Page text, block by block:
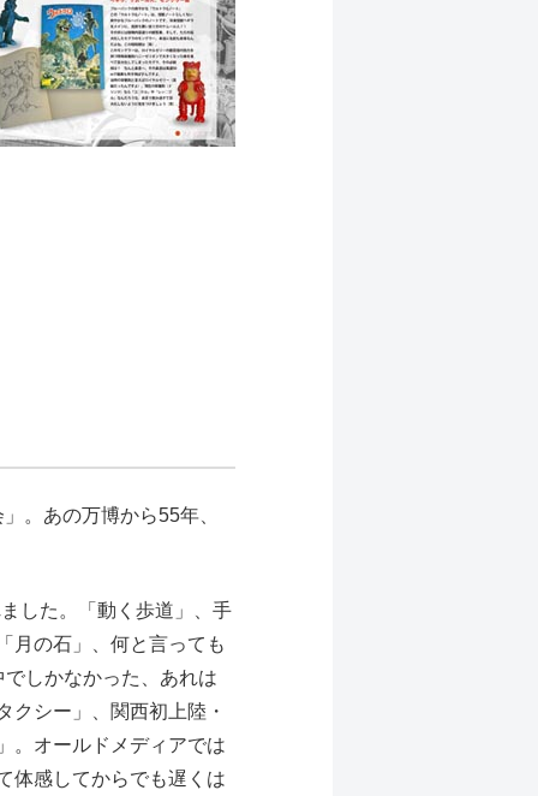
。あの万博から55年、
した。「動く歩道」、手
月の石」、何と言っても
しかなかった、あれは
シー」、関西初上陸・
。オールドメディアでは
体感してからでも遅くは